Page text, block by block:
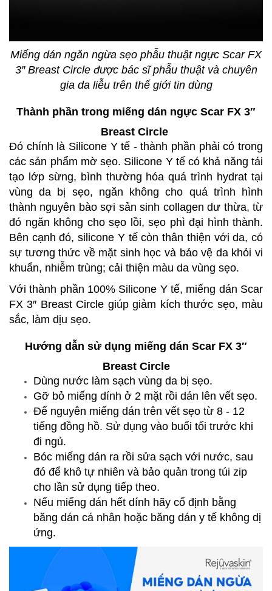
Miếng dán ngăn ngừa sẹo phẫu thuật ngực Scar FX
3″ Breast Circle được bác sĩ phẫu thuật và chuyên
gia da liễu trên thế giới tin dùng
Thành phần trong miếng dán ngực Scar FX 3″
Breast Circle
Đó chính là Silicone Y tế - thành phần phải có trong
các sản phẩm mờ sẹo. Silicone Y tế có khả năng tái
tạo lớp sừng, bình thường hóa quá trình hydrat tại
vùng da bị sẹo, ngăn không cho quá trình hình
thành nguyên bào sợi sản sinh collagen dư thừa, từ
đó ngăn không cho sẹo lồi, sẹo phì đại hình thành.
Bên cạnh đó, silicone Y tế còn thân thiện với da, có
sự tương thức về mặt sinh học và bảo vệ da khỏi vi
khuẩn, nhiễm trùng; cải thiện màu da vùng sẹo.
Với thành phần 100% Silicone Y tế, miếng dán Scar
FX 3″ Breast Circle giúp giảm kích thước sẹo, màu
sắc, làm dịu sẹo.
Hướng dẫn sử dụng miếng dán Scar FX 3″
Breast Circle
Dùng nước làm sạch vùng da bị sẹo.
Gỡ bỏ miếng dính ở 2 mặt rồi dán lên vết sẹo.
Để nguyên miếng dán trên vết sẹo từ 8 - 12
tiếng đồng hồ. Sử dụng vào buổi tối trước khi
đi ngủ.
Bóc miếng dán ra rồi sửa sạch với nước, sau
đó để khô tự nhiên và bảo quản trong túi zip
cho lần sử dụng tiếp theo.
Nếu miếng dán hết dính hãy cố định bằng
băng dán cá nhân hoặc băng dán y tế không dị
ứng.